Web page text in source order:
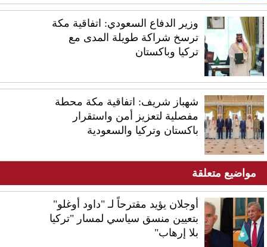
وزير الدفاع السعودي: اتفاقية مكة
ترسخ شراكة طويلة المدى مع
تركيا وباكستان
شهباز شريف: اتفاقية مكة محطة
مفصلية لتعزيز أمن واستقرار
باكستان وتركيا والسعودية
مواضيع متعلقة
أوجلان يؤيد مقترحاً لـ "داود أوغلو"
بتعيين منسق سياسي لمسار "تركيا
بلا إرهاب"